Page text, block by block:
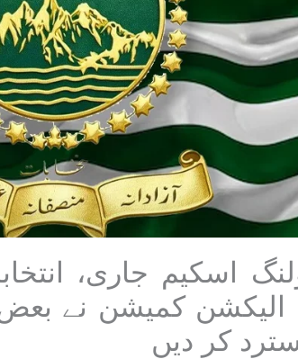
الیکشن کمیشن نے
کر دیں